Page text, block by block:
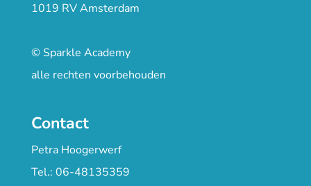
1019 RV Amsterdam
© Sparkle Academy
alle rechten voorbehouden
Contact
Petra Hoogerwerf
Tel.: 06-48135359